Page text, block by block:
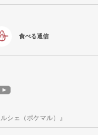
食べる通信
シェ（ポケマル）』